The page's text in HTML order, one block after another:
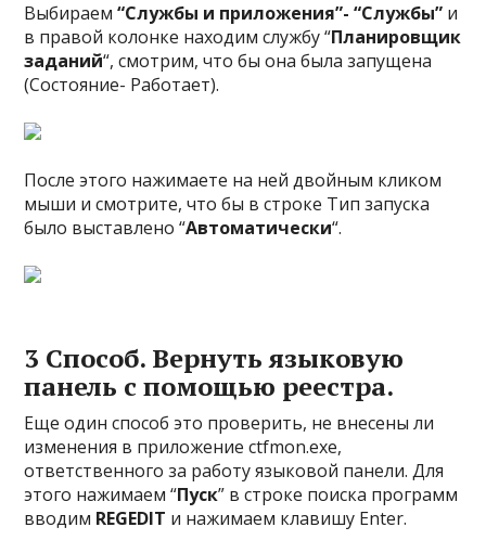
Выбираем“Службы и приложения”- “Службы” и
в правой колонке находим службу “Планировщик
заданий“, смотрим, что бы она была запущена
(Состояние- Работает).
После этого нажимаете на ней двойным кликом
мыши и смотрите, что бы в строке Тип запуска
было выставлено “Автоматически“.
3 Способ. Вернуть языковую
панель с помощью реестра.
Еще один способ это проверить, не внесены ли
изменения в приложение ctfmon.exe,
ответственного за работу языковой панели. Для
этого нажимаем “Пуск” в строке поиска программ
вводим REGEDIT и нажимаем клавишу Enter.